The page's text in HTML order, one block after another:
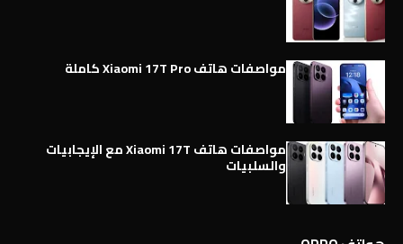
مواصفات هاتف Xiaomi 17T Pro كاملة
مواصفات هاتف Xiaomi 17T مع الإيجابيات
والسلبيات